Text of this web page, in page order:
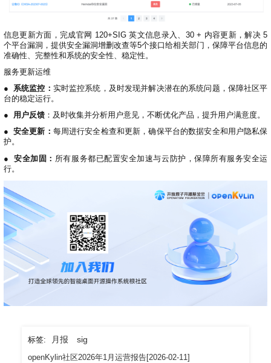
信息更新方面，完成官网 120+SIG 英文信息录入、30 + 内容更新，解决 5
个平台漏洞，提供安全漏洞增删改查等5个接口给相关部门，保障平台信息的
准确性、完整性和系统的安全性、稳定性。
服务更新运维
● 系统监控： 实时监控系统，及时发现并解决潜在的系统问题，保障社区平
台的稳定运行。
●
用户反馈：及时收集并分析用户意见，不断优化产品，提升用户满意度。
● 安全更新： 每周进行安全检查和更新，确保平台的数据安全和用户隐私保
护。
●安全加固： 所有服务都已配置安全加速与云防护，保障所有服务安全运
行。
标签: 月报 sig
openKylin社区2026年1月运营报告[2026-02-11]